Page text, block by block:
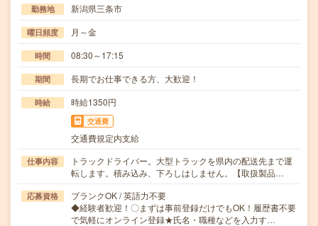
勤務地 新潟県三条市
曜日頻度 月～金
時間 08:30～17:15
期間 長期でお仕事できる方、大歓迎！
時給 時給1350円
交通費
交通費規定内支給
仕事内容
トラックドライバー。大型トラックを県内の配送先まで運
転します。積み込み、下ろしはしません。【取扱製品…
応募資格
ブランクOK / 英語力不要
◆経験者歓迎！〇まずは事前登録だけでもOK！履歴書不要
で気軽にオンライン登録★氏名・職種などを入力す…